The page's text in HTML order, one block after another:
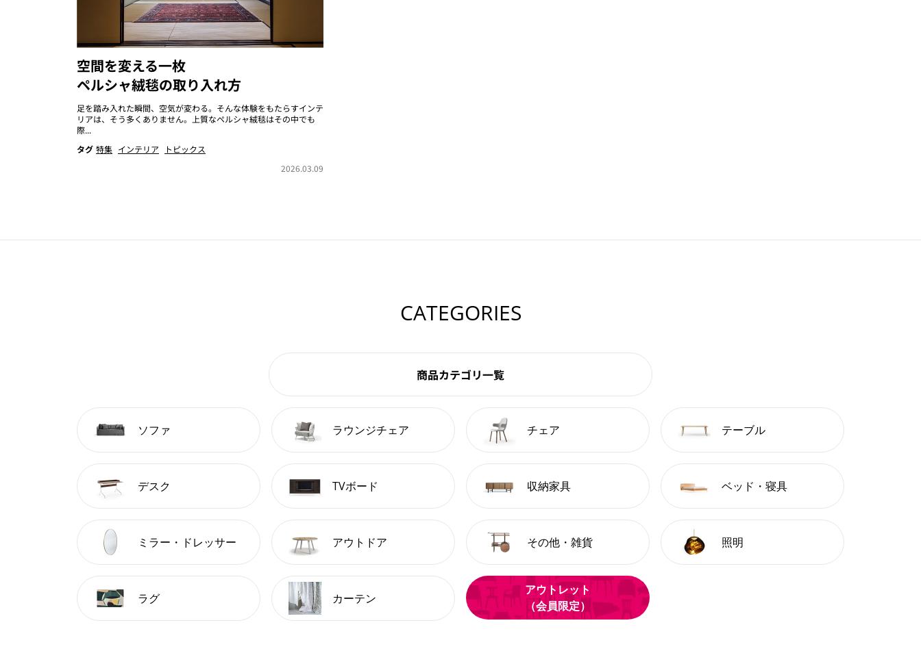
空間を変える一枚
ペルシャ絨毯の取り入れ方
足を踏み入れた瞬間、空気が変わる。そんな体験をもたらすインテ
リアは、そう多くありません。上質なペルシャ絨毯はその中でも
際...
タグ 特集 インテリア
トピックス
2026.03.09
CATEGORIES
商品カテゴリ一覧
ソファ ラウンジチェア チェア テーブル
デスク TVボード 収納家具 ベッド・寝具
ミラー・ドレッサー アウトドア その他・雑貨 照明
ラグ カーテン
アウトレット
（会員限定）